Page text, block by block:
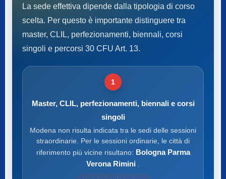
La sede effettiva dipende dalla tipologia di corso
scelta. Per questo è importante distinguere tra
master, CLIL, perfezionamenti, biennali, corsi
singoli e percorsi 30 CFU Art. 13.
1
Master, CLIL, perfezionamenti, biennali e corsi
singoli
Modena non risulta indicata tra le sedi delle sessioni
straordinarie. Per le sessioni ordinarie, le città di
riferimento più vicine risultano: Bologna Parma
Verona Rimini